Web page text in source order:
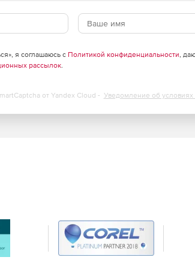
я соглашаюсь с Политикой конфиденциальности,
рассылок.
от Yandex Cloud - Уведомление об